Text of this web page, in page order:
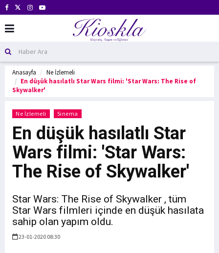
Anasayfa
Ne İzlemeli
En düşük hasılatlı Star Wars filmi: 'Star Wars: The Rise of
Skywalker'
Ne İzlemeli Sinema
En düşük hasılatlı Star
Wars filmi: 'Star Wars:
The Rise of Skywalker'
Star Wars: The Rise of Skywalker , tüm
Star Wars filmleri içinde en düşük hasılata
sahip olan yapım oldu.
23-01-2020 08:30